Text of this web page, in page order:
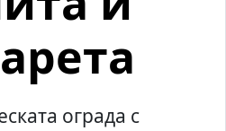
ограда с